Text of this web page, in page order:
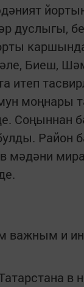
дуслыгы,
Биеш,
итеп
Соңыннан
мәдәни
важным и